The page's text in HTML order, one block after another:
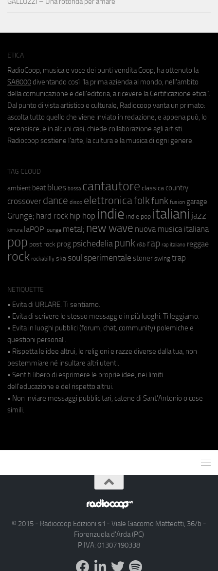
ETICA
RadioCoop, musica e voce dei punti vendita Coop, ha ottenuto la
SA8000 diventando così "la prima azienda al mondo, nell'ambito
della comunicazione e dell'editoria, a ricevere la Certificazione etica".
Dal punto di vista artistico e culturale, Radiocoop vanta un primato:
ascolta tutto quello che viene inviato in redazione, e appena può, lo
recensisce, e in alcuni casi, chiede collaborazione agli artisti.
Radiocoop sostiene l'arte, la cultura e la musica di ogni genere.
TAG CLOUD
ambient beat blues bossa cantautore classica country
crossover dance disco elettronicafolkfunk fusion garage
Grunge; hard rock hip hop indie indie pop italiani jazz
kimura laPOP lounge metal; new wave nuova musica italiana
pop post rock prog psichedeliapunk r&b rap rap italiano reggae
rock rockabilly ska soul sperimentale stoner swing trap
NETIQUETTE
• Evita di URLARE. Ti sentiamo.
• Evita di scrivere lo stesso messaggio in più luoghi. Ti leggiamo.
• Evita in luoghi pubblici (forum, chat, community) polemiche e
questioni personali.
• Rispetta le idee altrui, le religioni e razze diverse dalla tua, non
bestemmiare né insultare altri utenti.
• Sentiti libero di esprimere le proprie idee, nei limiti
dell'educazione e del rispetto altrui.
• Non inviare messaggi pubblicitari, catene di Sant'Antonio o cose
simili.
© 2015 - Radiocoop Edizioni srl - Viale Giacomo Matteotti, 36/b -
Fiorenzuola d'Arda (PC)
P.IVA: 01307190338